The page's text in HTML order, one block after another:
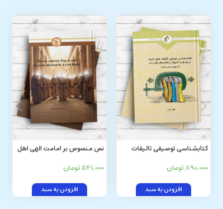
کتابشناسی توصیفی تالیفات
و کتابهای اهل سنت (از صفویه تا
عصر حاضر)
890,000 تومان
افزودن به سبد
نص منصوص بر امامت الهی اهل
541,000 تومان
افزودن به سبد